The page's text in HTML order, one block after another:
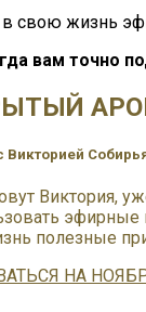
в свою жизнь
вам точно
Викторией
Виктория,
эфирные
полезные
НА